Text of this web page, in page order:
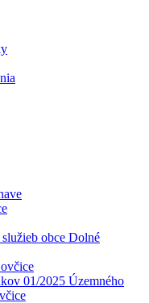
obce Dolné
01/2025 Územného